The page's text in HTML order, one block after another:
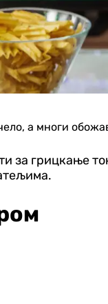
а многи
за грицкање